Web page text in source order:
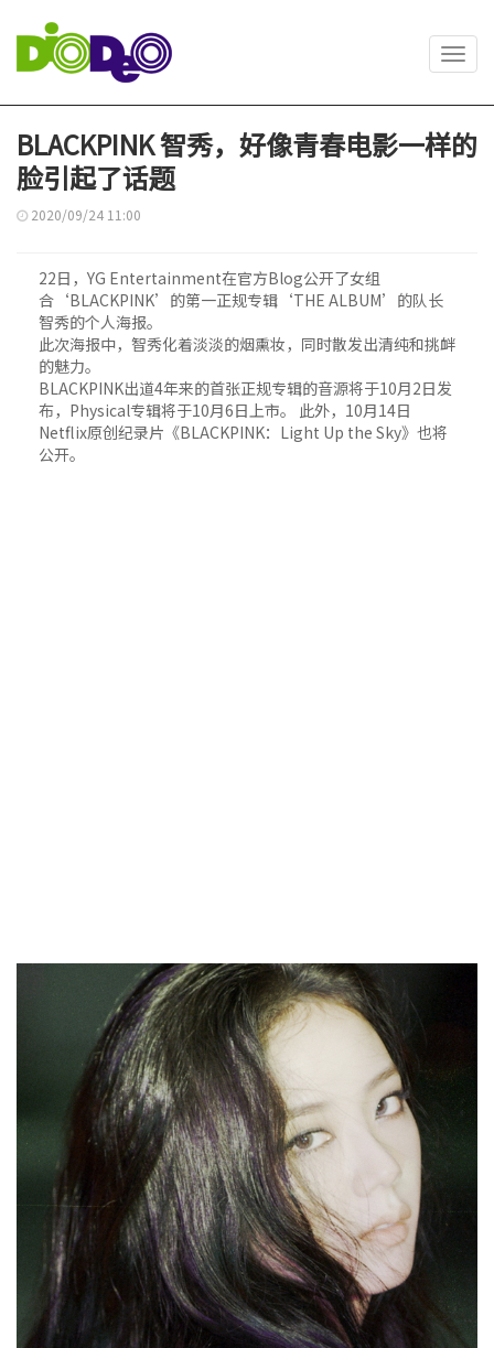
BLACKPINK 智秀，好像青春电影一样的
脸引起了话题
2020/09/24 11:00
22日，YG Entertainment在官方Blog公开了女组
合‘BLACKPINK’的第一正规专辑‘THE ALBUM’的队长
智秀的个人海报。
此次海报中，智秀化着淡淡的烟熏妆，同时散发出清纯和挑衅
的魅力。
BLACKPINK出道4年来的首张正规专辑的音源将于10月2日发
布，Physical专辑将于10月6日上市。 此外，10月14日
Netflix原创纪录片《BLACKPINK：Light Up the Sky》也将
公开。